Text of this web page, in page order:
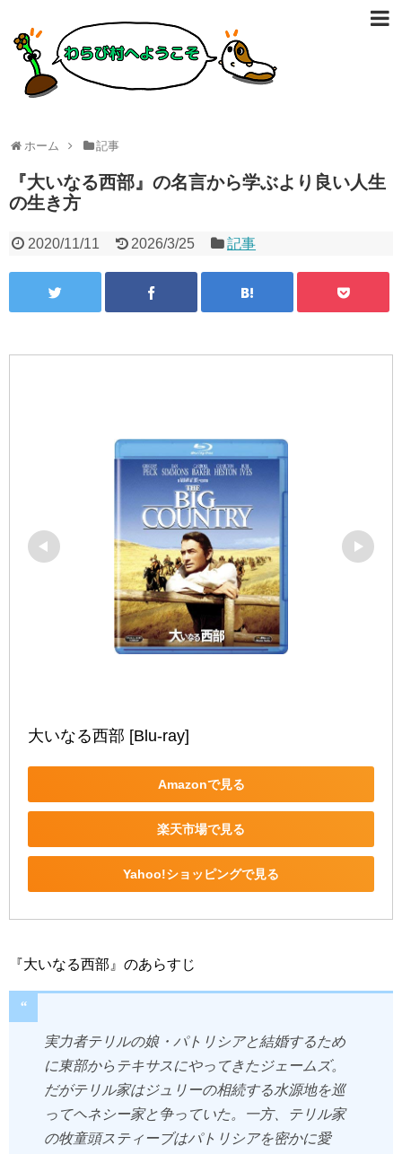
ホーム 記事
『大いなる西部』の名言から学ぶより良い人生
の生き方
2020/11/11 2026/3/25 記事
大いなる西部 [Blu-ray]
Amazonで見る
楽天市場で見る
Yahoo!ショッピングで見る
『大いなる西部』のあらすじ
実力者テリルの娘・パトリシアと結婚するため
に東部からテキサスにやってきたジェームズ。
だがテリル家はジュリーの相続する水源地を巡
ってヘネシー家と争っていた。一方、テリル家
の牧童頭スティーブはパトリシアを密かに愛